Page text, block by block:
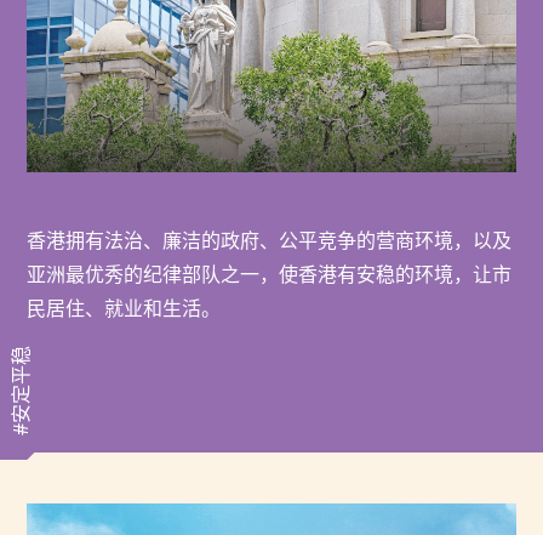
香港拥有法治、廉洁的政府、公平竞争的营商环境，以及
亚洲最优秀的纪律部队之一，使香港有安稳的环境，让市
民居住、就业和生活。
#安定平稳